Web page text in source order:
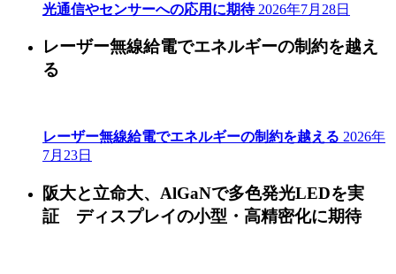
光通信やセンサーへの応用に期待 2026年7月28日
レーザー無線給電でエネルギーの制約を越え
る
レーザー無線給電でエネルギーの制約を越える 2026年
7月23日
阪大と立命大、AlGaNで多色発光LEDを実
証 ディスプレイの小型・高精密化に期待